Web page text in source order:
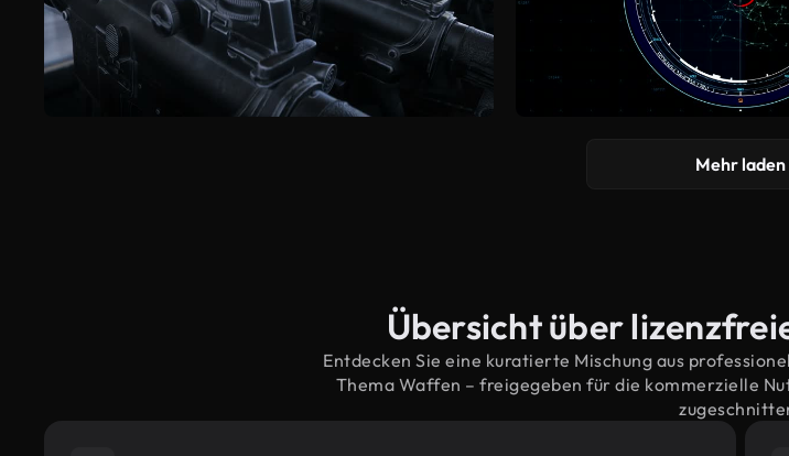
Mehr laden
Übersicht über
Entdecken Sie eine kuratierte Mischung aus
Thema Waffen – freigegeben für die kommerzielle